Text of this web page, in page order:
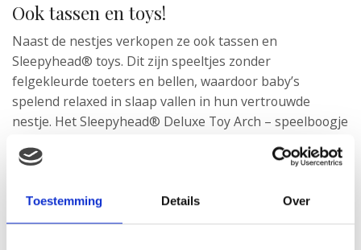
Toestemming Details Over
Ook tassen en toys!
Naast de nestjes verkopen ze ook tassen en
Sleepyhead® toys. Dit zijn speeltjes zonder
felgekleurde toeters en bellen, waardoor baby’s
spelend relaxed in slaap vallen in hun vertrouwde
nestje. Het Sleepyhead® Deluxe Toy Arch – speelboogje
bevestigen. Prijs: €19,95 per stuk.